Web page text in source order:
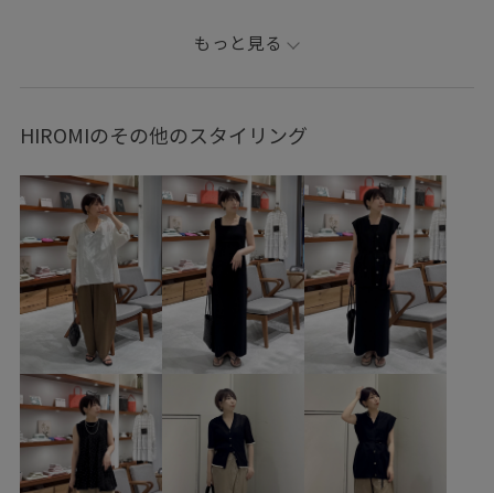
女子会コーデ 雨の日コーデ
メンズライク フェミニンコーデ
ストレート イエベ春 混合 ジャケット/アウター
ブルゾン パンツ バッグ ショルダーバッグ
シューズ ビーチサンダル SHA36040 SHL26100
SHS36080 SHX36080 2026ceremonybi
2512JUNPRESS対象商品 26SS_salon_BAGSHOSE
26SS_salon_BAG_SHOSE 26SS_salon_ceremony
26SS_salon_lspant 26SS_salon_outer 26SS_salon_Silk
もっと見る
HIROMIのその他のスタイリング